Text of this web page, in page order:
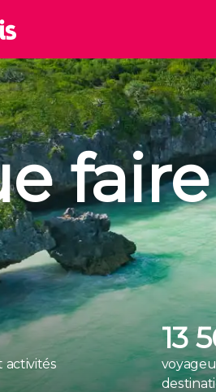
Rome
Italie
Maroc
activités
13